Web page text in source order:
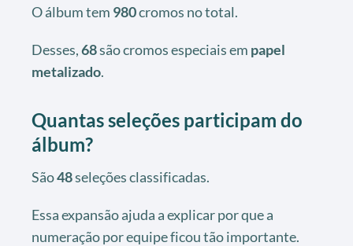
O álbum tem 980cromos no total.
Desses,68são cromos especiais em papel
metalizado.
Quantas seleções participam do
álbum?
São48seleções classificadas.
Essa expansão ajuda a explicar por que a
numeração por equipe ficou tão importante.